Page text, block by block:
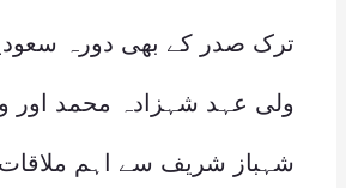
ترک صدر کے بھی دورہ
ولی عہد شہزادہ محمد اور
شہباز شریف سے اہم